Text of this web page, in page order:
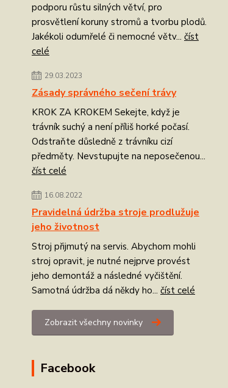
podporu růstu silných větví, pro
prosvětlení koruny stromů a tvorbu plodů.
Jakékoli odumřelé či nemocné větv... číst
celé
29.03.2023
Zásady správného sečení trávy
KROK ZA KROKEM Sekejte, když je
trávník suchý a není příliš horké počasí.
Odstraňte důsledně z trávníku cizí
předměty. Nevstupujte na neposečenou...
číst celé
16.08.2022
Pravidelná údržba stroje prodlužuje
jeho životnost
Stroj přijmutý na servis. Abychom mohli
stroj opravit, je nutné nejprve provést
jeho demontáž a následné vyčištění.
Samotná údržba dá někdy ho... číst celé
Zobrazit všechny novinky
Facebook